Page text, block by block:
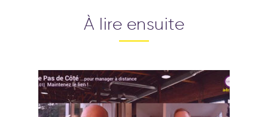
À lire ensuite